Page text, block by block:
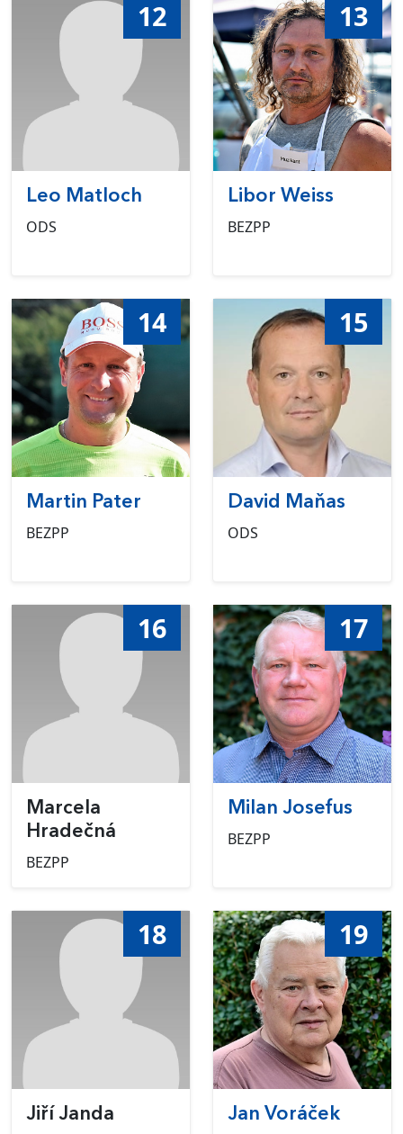
12
Leo Matloch
ODS
13
Libor Weiss
BEZPP
14
Martin Pater
BEZPP
15
David Maňas
ODS
16
Marcela
Hradečná
BEZPP
17
Milan Josefus
BEZPP
18
Jiří Janda
19
Jan Voráček